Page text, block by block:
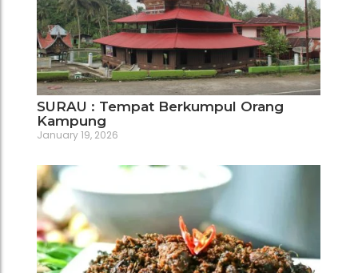
SURAU : Tempat Berkumpul Orang
Kampung
January 19, 2026